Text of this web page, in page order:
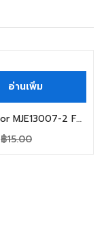
อ่านเพิ่ม
Transistor MJE13007-2 FAIRCHILD 8A 700V TO-220 ทรานซิสเตอร์ (สินค้าในไทย ส่งเร็วทันใจ)
฿15.00